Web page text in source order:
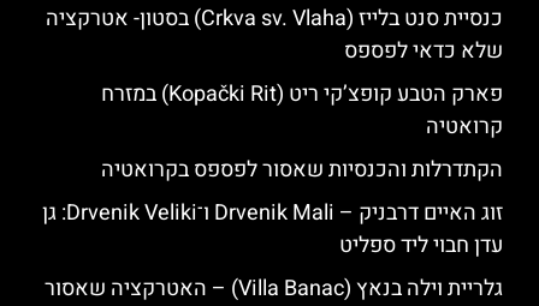
כנסיית סנט בלייז (Crkva sv. Vlaha) בסטון- אטרקציה
שלא כדאי לפספס
פארק הטבע קופצ’קי ריט (Kopački Rit) במזרח
קרואטיה
הקתדרלות והכנסיות שאסור לפספס בקרואטיה
זוג האיים דרבניק – Drvenik Mali ו־Drvenik Veliki: גן
עדן חבוי ליד ספליט
גלריית וילה בנאץ (Villa Banac) – האטרקציה שאסור